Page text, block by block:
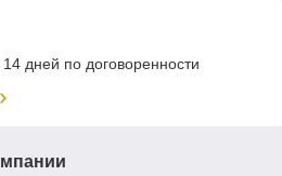
дней по договоренности